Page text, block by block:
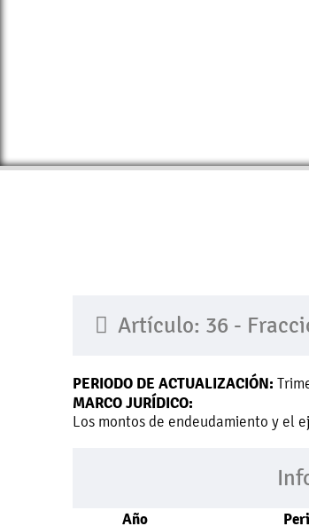
Artículo: 36 -
PERIODO DE ACTUALIZACIÓN:
MARCO JURÍDICO:
Los montos de endeudamiento y el
Año